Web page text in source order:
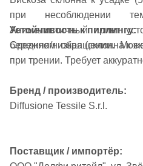
при несоблюдении
Анималистичный принт
бережном обращении.
при трении. Требует
Устойчивость к пиллингу:
Средняя/низкая (склонна к
Бренд / производитель:
Diffusione Tessile S.r.l.
Поставщик / импортёр: